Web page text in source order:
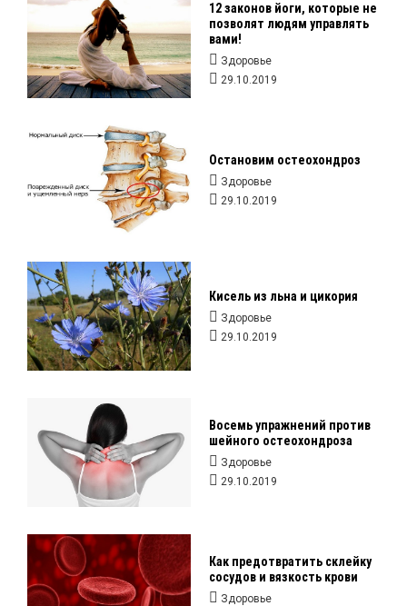
12 законов йоги, которые не
позволят людям управлять
вами!
Здоровье
29.10.2019
Остановим остеохондроз
Здоровье
29.10.2019
Кисель из льна и цикория
Здоровье
29.10.2019
Восемь упражнений против
шейного остеохондроза
Здоровье
29.10.2019
Как предотвратить склейку
сосудов и вязкость крови
Здоровье